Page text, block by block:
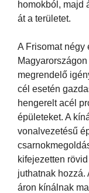
homokból, majd
át a területet.
A Frisomat négy
megrendelő
cél esetén
hengerelt acél
épületeket. A
vonalvezetésű
kifejezetten
juthatnak hozzá.
áron kínálnak